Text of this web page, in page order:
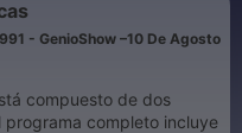
- GenioShow –10 De Agosto
compuesto de dos
programa completo incluye